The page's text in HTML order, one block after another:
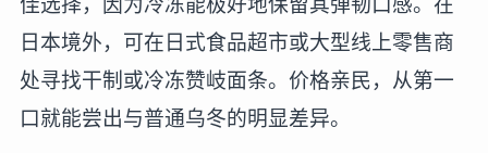
日本境外，可在日式食品超市或大型线上零售商
处寻找干制或冷冻赞岐面条。价格亲民，从第一
口就能尝出与普通乌冬的明显差异。